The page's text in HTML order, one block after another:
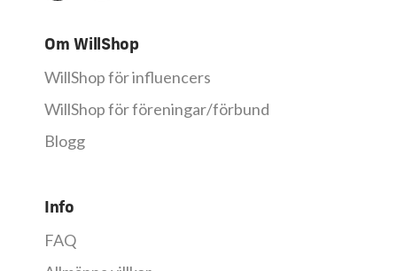
Om WillShop
WillShop för influencers
WillShop för föreningar/förbund
Blogg
Info
FAQ